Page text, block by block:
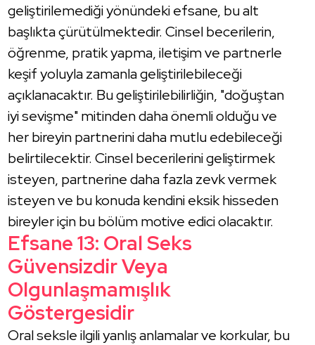
geliştirilemediği yönündeki efsane, bu alt
başlıkta çürütülmektedir. Cinsel becerilerin,
öğrenme, pratik yapma, iletişim ve partnerle
keşif yoluyla zamanla geliştirilebileceği
açıklanacaktır. Bu geliştirilebilirliğin, "doğuştan
iyi sevişme" mitinden daha önemli olduğu ve
her bireyin partnerini daha mutlu edebileceği
belirtilecektir. Cinsel becerilerini geliştirmek
isteyen, partnerine daha fazla zevk vermek
isteyen ve bu konuda kendini eksik hisseden
bireyler için bu bölüm motive edici olacaktır.
Efsane 13: Oral Seks
Güvensizdir Veya
Olgunlaşmamışlık
Göstergesidir
Oral seksle ilgili yanlış anlamalar ve korkular, bu